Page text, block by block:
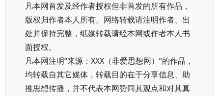
凡本网首发及经作者授权但非首发的所有作品，
版权归作者本人所有。网络转载请注明作者、出
处并保持完整，纸媒转载请经本网或作者本人书
面授权。
凡本网注明“来源：XXX（非爱思想网）”的作品，
均转载自其它媒体，转载目的在于分享信息、助
推思想传播，并不代表本网赞同其观点和对其真